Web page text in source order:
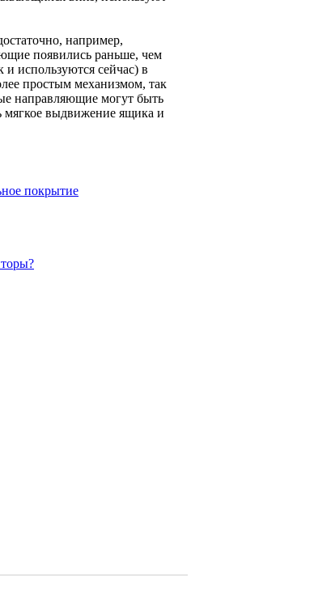
например,
появились раньше, чем
и используются сейчас) в
простым механизмом, так
направляющие могут быть
мягкое выдвижение ящика и
покрытие